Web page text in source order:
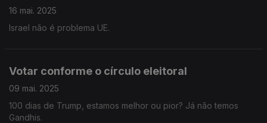
16 mai. 2025
Israel não é problema UE.
Votar conforme o círculo eleitoral
09 mai. 2025
100 dias de Trump, estamos melhor ou pior? Já não temos
Gandhis.